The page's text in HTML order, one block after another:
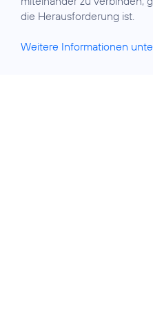
die Herausforderung ist.
Weitere Informationen